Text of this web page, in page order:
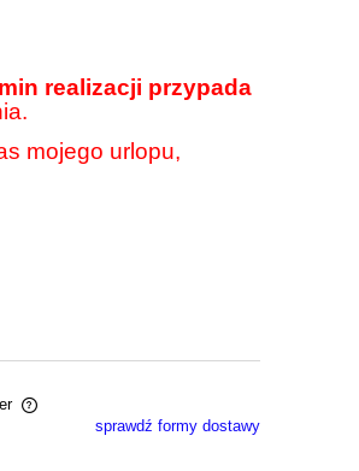
realizacji przypada
mojego urlopu,
sprawdź formy dostawy